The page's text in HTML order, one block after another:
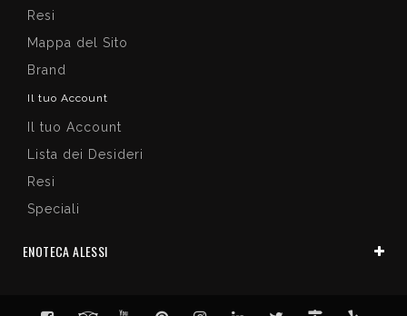
Resi
Mappa del Sito
Brand
Il tuo Account
Il tuo Account
Lista dei Desideri
Resi
Speciali
ENOTECA ALESSI